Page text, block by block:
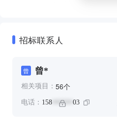
招标联系人
曾 曾*
相关项目： 56个
电话： 158 ****** 03